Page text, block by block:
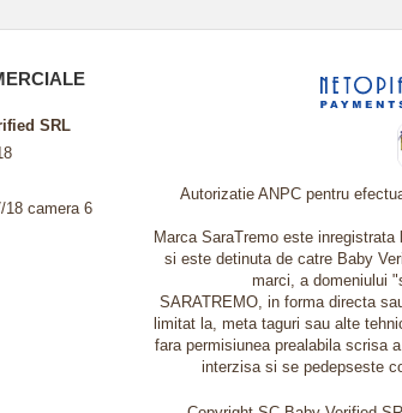
SRL
18 camera 6
Autorizatie ANPC pentru
Marca SaraTremo este
si este detinuta de catre Baby
marci, a domeniului
SARATREMO, in forma directa
limitat la, meta taguri sau alte
fara permisiunea prealabila scrisa
interzisa si se pedepseste